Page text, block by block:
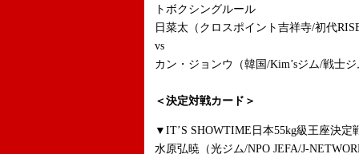
トボクシングルール
日菜太（クロスポイント吉祥寺/初代
vs
カン・ジョンウ（韓国/Kim’sジム/戦士
＜決定対戦カード＞
▼IT’S SHOWTIME日本55kg級王座決
水原弘暁（光ジム/NPO JEFA/J-